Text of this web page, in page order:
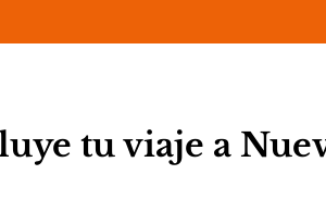
tu viaje a